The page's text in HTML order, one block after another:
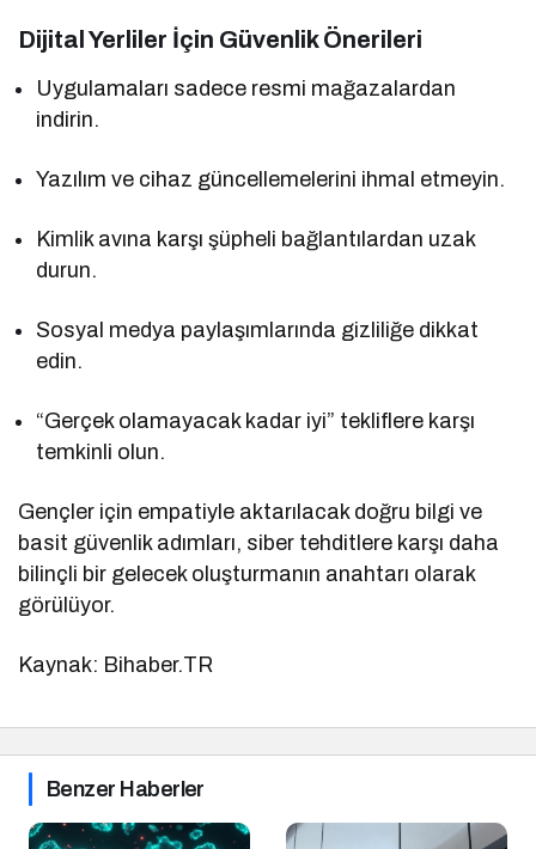
Dijital Yerliler İçin Güvenlik Önerileri
Uygulamaları sadece resmi mağazalardan
indirin.
Yazılım ve cihaz güncellemelerini ihmal etmeyin.
Kimlik avına karşı şüpheli bağlantılardan uzak
durun.
Sosyal medya paylaşımlarında gizliliğe dikkat
edin.
“Gerçek olamayacak kadar iyi” tekliflere karşı
temkinli olun.
Gençler için empatiyle aktarılacak doğru bilgi ve
basit güvenlik adımları, siber tehditlere karşı daha
bilinçli bir gelecek oluşturmanın anahtarı olarak
görülüyor.
Kaynak: Bihaber.TR
Benzer Haberler